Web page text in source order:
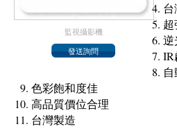
監視攝影機
台
逆
IR
色彩飽和度佳
高品質價位合理
台灣製造